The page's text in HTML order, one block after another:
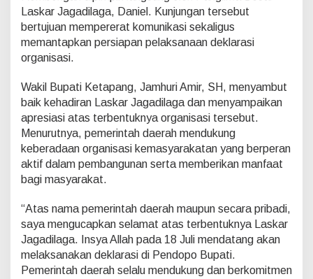
g
i
D
u
g
a
n
W
k
i
u
a
t
i
d
Laskar Jagadilaga, Daniel. Kunjungan tersebut
bertujuan mempererat komunikasi sekaligus
memantapkan persiapan pelaksanaan deklarasi
organisasi.
Wakil Bupati Ketapang, Jamhuri Amir, SH, menyambut
baik kehadiran Laskar Jagadilaga dan menyampaikan
apresiasi atas terbentuknya organisasi tersebut.
Menurutnya, pemerintah daerah mendukung
keberadaan organisasi kemasyarakatan yang berperan
aktif dalam pembangunan serta memberikan manfaat
bagi masyarakat.
“Atas nama pemerintah daerah maupun secara pribadi,
saya mengucapkan selamat atas terbentuknya Laskar
Jagadilaga. Insya Allah pada 18 Juli mendatang akan
melaksanakan deklarasi di Pendopo Bupati.
Pemerintah daerah selalu mendukung dan berkomitmen